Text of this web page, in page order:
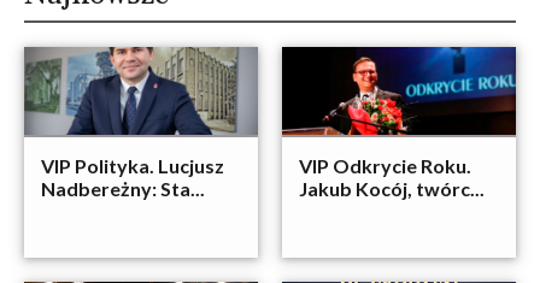
VIP Polityka. Lucjusz
Nadbereżny: Sta...
VIP Odkrycie Roku.
Jakub Kocój, twórc...